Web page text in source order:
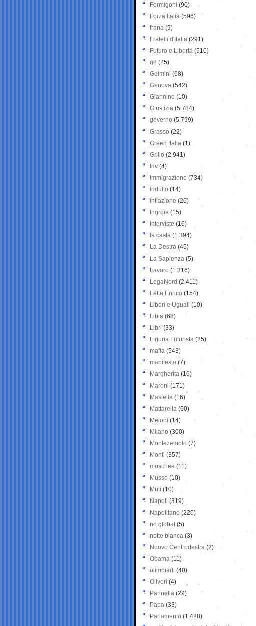
Formigoni (90)
Forza Italia (596)
frana (9)
Fratelli d'Italia (291)
Futuro e Libertà (510)
g8 (25)
Gelmini (68)
Genova (542)
Giannino (10)
Giustizia (5.784)
governo (5.799)
Grasso (22)
Green Italia (1)
Grillo (2.941)
Idv (4)
Immigrazione (734)
indulto (14)
inflazione (26)
Ingroia (15)
Interviste (16)
la casta (1.394)
La Destra (45)
La Sapienza (5)
Lavoro (1.316)
LegaNord (2.411)
Letta Enrico (154)
Liberi e Uguali (10)
Libia (68)
Libri (33)
Liguria Futurista (25)
mafia (543)
manifesto (7)
Margherita (16)
Maroni (171)
Mastella (16)
Mattarella (60)
Meloni (14)
Milano (300)
Montezemolo (7)
Monti (357)
moschea (11)
Musso (10)
Muti (10)
Napoli (319)
Napolitano (220)
no global (5)
notte bianca (3)
Nuovo Centrodestra (2)
Obama (11)
olimpiadi (40)
Oliveri (4)
Pannella (29)
Papa (33)
Parlamento (1.428)